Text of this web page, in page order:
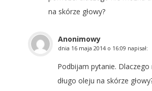
na skórze głowy?
Anonimowy
dnia 16 maja 2014 o 16:09 napisał:
Podbijam pytanie.
długo oleju na skórze